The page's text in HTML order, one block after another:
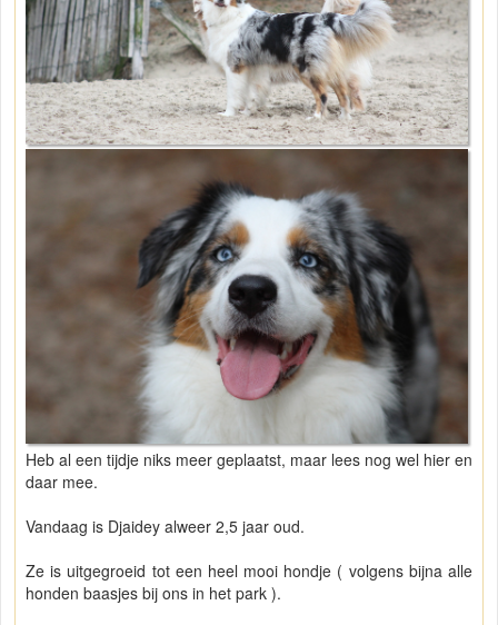
Heb al een tijdje niks meer geplaatst, maar lees nog wel hier en
daar mee.
Vandaag is Djaidey alweer 2,5 jaar oud.
Ze is uitgegroeid tot een heel mooi hondje ( volgens bijna alle
honden baasjes bij ons in het park ).